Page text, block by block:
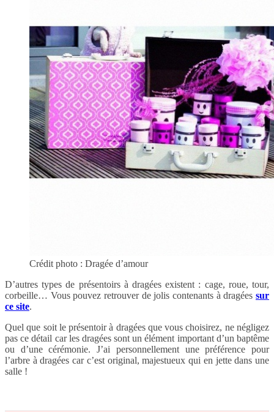
Crédit photo : Dragée d’amour
D’autres types de présentoirs à dragées existent : cage, roue, tour,
corbeille… Vous pouvez retrouver de jolis contenants à dragées sur
ce site.
Quel que soit le présentoir à dragées que vous choisirez, ne négligez
pas ce détail car les dragées sont un élément important d’un baptême
ou d’une cérémonie. J’ai personnellement une préférence pour
l’arbre à dragées car c’est original, majestueux qui en jette dans une
salle !